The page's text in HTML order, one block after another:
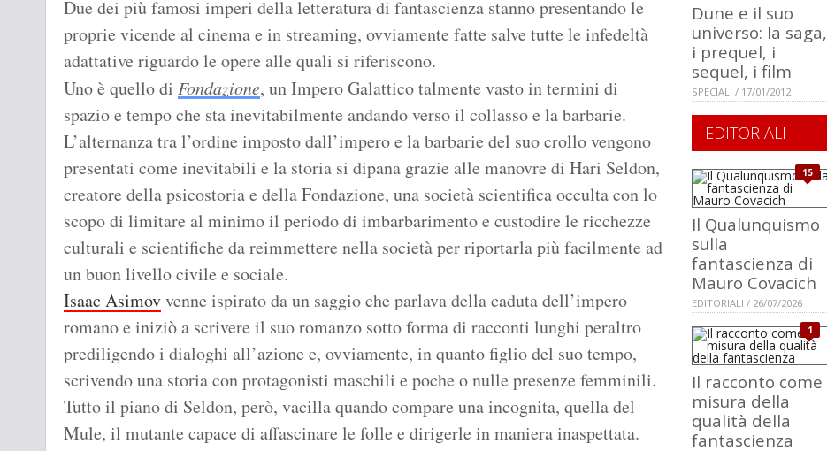
Due dei più famosi imperi della letteratura di fantascienza stanno presentando le
proprie vicende al cinema e in streaming, ovviamente fatte salve tutte le infedeltà
adattative riguardo le opere alle quali si riferiscono.
Uno è quello di Fondazione, un Impero Galattico talmente vasto in termini di
spazio e tempo che sta inevitabilmente andando verso il collasso e la barbarie.
L’alternanza tra l’ordine imposto dall’impero e la barbarie del suo crollo vengono
presentati come inevitabili e la storia si dipana grazie alle manovre di Hari Seldon,
creatore della psicostoria e della Fondazione, una società scientifica occulta con lo
scopo di limitare al minimo il periodo di imbarbarimento e custodire le ricchezze
culturali e scientifiche da reimmettere nella società per riportarla più facilmente ad
un buon livello civile e sociale.
Isaac Asimovvenne ispirato da un saggio che parlava della caduta dell’impero
romano e iniziò a scrivere il suo romanzo sotto forma di racconti lunghi peraltro
prediligendo i dialoghi all’azione e, ovviamente, in quanto figlio del suo tempo,
scrivendo una storia con protagonisti maschili e poche o nulle presenze femminili.
Tutto il piano di Seldon, però, vacilla quando compare una incognita, quella del
Mule, il mutante capace di affascinare le folle e dirigerle in maniera inaspettata.
Dune e il suo
universo: la saga,
i prequel, i
sequel, i film
SPECIALI / 17/01/2012
EDITORIALI
15
Il Qualunquismo
sulla
fantascienza di
Mauro Covacich
EDITORIALI / 26/07/2026
1
Il racconto come
misura della
qualità della
fantascienza